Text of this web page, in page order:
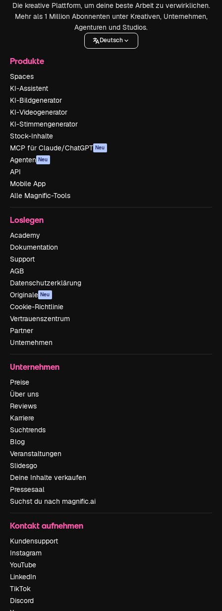
Die kreative Plattform, um deine beste Arbeit zu verwirklichen.
Mehr als 1 Million Abonnenten unter Kreativen, Unternehmen,
Agenturen und Studios.
Deutsch
Produkte
Spaces
KI-Assistent
KI-Bildgenerator
KI-Videogenerator
KI-Stimmengenerator
Stock-Inhalte
MCP für Claude/ChatGPT Neu
Agenten Neu
API
Mobile App
Alle Magnific-Tools
Loslegen
Academy
Dokumentation
Support
AGB
Datenschutzerklärung
Originale Neu
Cookie-Richtlinie
Vertrauenszentrum
Partner
Unternehmen
Unternehmen
Preise
Über uns
Reviews
Karriere
Suchtrends
Blog
Veranstaltungen
Slidesgo
Deine Inhalte verkaufen
Pressesaal
Suchst du nach magnific.ai
Kontakt aufnehmen
Kundensupport
Instagram
YouTube
LinkedIn
TikTok
Discord